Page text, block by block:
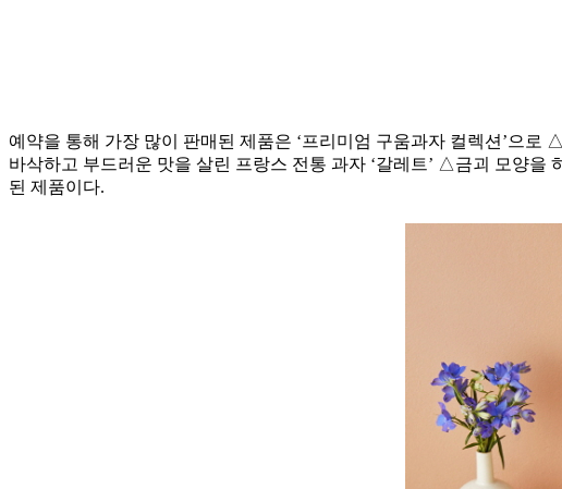
예약을 통해 가장 많이 판매된 제품은 ‘프리미엄 구움과자 컬렉션’으
바삭하고 부드러운 맛을 살린 프랑스 전통 과자 ‘갈레트’ △금괴 모양을
된 제품이다.